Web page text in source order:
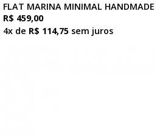
FLAT MARINA MINIMAL HANDMADE
R$ 459,00
4x de R$ 114,75 sem juros